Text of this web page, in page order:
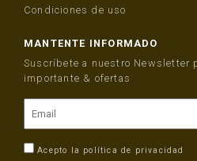
Condiciones de uso
MANTENTE INFORMADO
Suscríbete a nuestro Newsletter
importante & ofertas
Acepto la política de privacidad